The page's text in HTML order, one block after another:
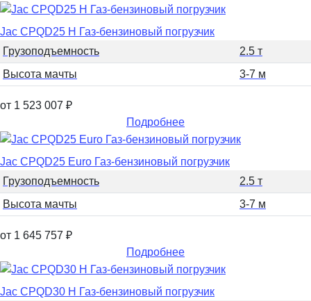
Jac CPQD25 H Газ-бензиновый погрузчик
Грузоподъемность
2.5 т
Высота мачты
3-7 м
от 1 523 007 ₽
Подробнее
Jac CPQD25 Euro Газ-бензиновый погрузчик
Грузоподъемность
2.5 т
Высота мачты
3-7 м
от 1 645 757 ₽
Подробнее
Jac CPQD30 H Газ-бензиновый погрузчик